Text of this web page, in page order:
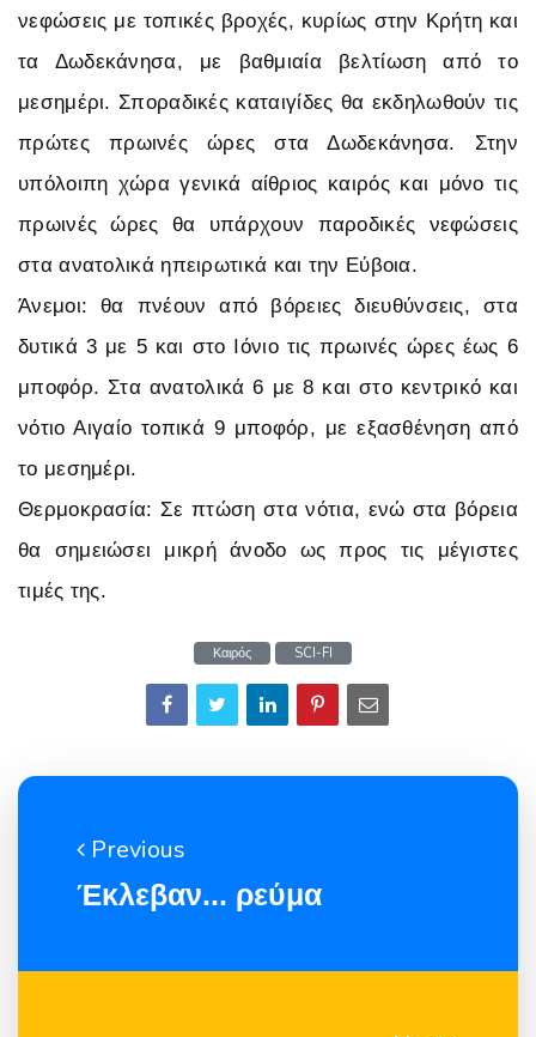
νεφώσεις με τοπικές βροχές, κυρίως στην Κρήτη και
τα Δωδεκάνησα, με βαθμιαία βελτίωση από το
μεσημέρι. Σποραδικές καταιγίδες θα εκδηλωθούν τις
πρώτες πρωινές ώρες στα Δωδεκάνησα. Στην
υπόλοιπη χώρα γενικά αίθριος καιρός και μόνο τις
πρωινές ώρες θα υπάρχουν παροδικές νεφώσεις
στα ανατολικά ηπειρωτικά και την Εύβοια.
Άνεμοι: θα πνέουν από βόρειες διευθύνσεις, στα
δυτικά 3 με 5 και στο Ιόνιο τις πρωινές ώρες έως 6
μποφόρ. Στα ανατολικά 6 με 8 και στο κεντρικό και
νότιο Αιγαίο τοπικά 9 μποφόρ, με εξασθένηση από
το μεσημέρι.
Θερμοκρασία: Σε πτώση στα νότια, ενώ στα βόρεια
θα σημειώσει μικρή άνοδο ως προς τις μέγιστες
τιμές της.
Καιρός SCI-FI
Previous
Έκλεβαν... ρεύμα